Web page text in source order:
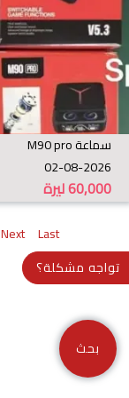
سماعة M90 pro
02-08-2026
ليرة60,000
Next Last
بحث
تواجه مشكلة؟